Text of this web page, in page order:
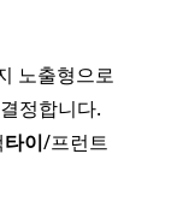
노출형으로
정합니다.
타이/프런트